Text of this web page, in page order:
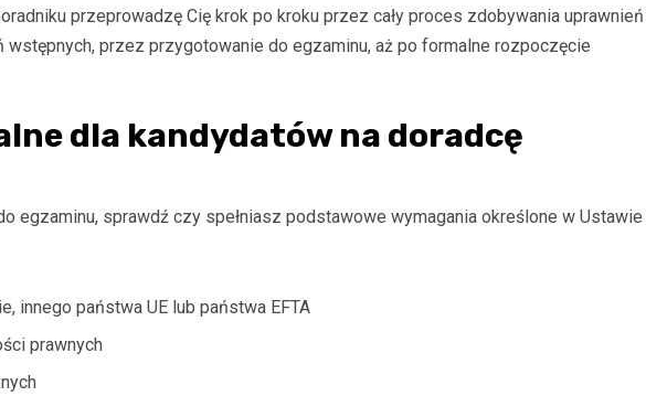
przeprowadzę Cię krok po kroku przez cały proces zdobywania uprawnień
przez przygotowanie do egzaminu, aż po formalne rozpoczęcie
dla kandydatów na doradcę
egzaminu, sprawdź czy spełniasz podstawowe wymagania określone w Ustawie
innego państwa UE lub państwa EFTA
prawnych